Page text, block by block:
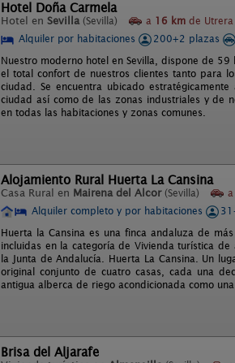
Hotel Doña Carmela
Hotel en Sevilla (Sevilla) a 16 km de Utrera
Alquiler por habitaciones
200+2 plazas
Nuestro moderno hotel en Sevilla, dispone de
el total confort de nuestros clientes tanto para
ciudad. Se encuentra ubicado
ciudad así como de las zonas industriales y de
en todas las habitaciones y zonas comunes.
Alojamiento Rural Huerta La Cansina
Casa Rural en Mairena del Alcor (Sevilla) a
Alquiler completo y por habitaciones
Huerta la Cansina es una finca andaluza de
incluidas en la categoría de Vivienda turística
la Junta de Andalucía. Huerta La Cansina. Un
original conjunto de cuatro casas, cada una
antigua alberca de riego acondicionada como
Brisa del Aljarafe